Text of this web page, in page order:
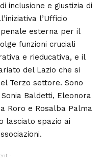
inclusione e giustizia di
l’Ufficio
esterna per il
funzioni cruciali
e rieducativa, e il
del Lazio che si
Terzo settore. Sono
Baldetti, Eleonora
Roro e Rosalba Palma
lasciato spazio ai
-